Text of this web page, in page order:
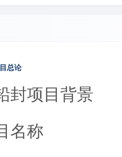
总论
封项目背景
名称